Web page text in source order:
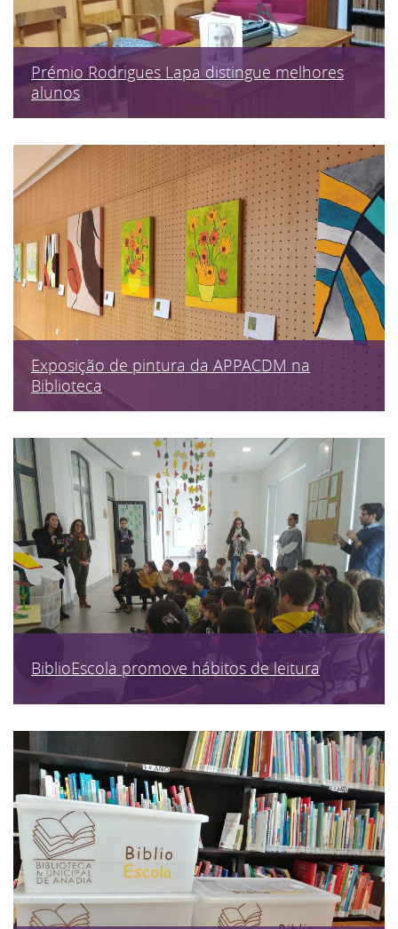
Prémio Rodrigues Lapa distingue melhores
alunos
Exposição de pintura da APPACDM na
Biblioteca
BiblioEscola promove hábitos de leitura